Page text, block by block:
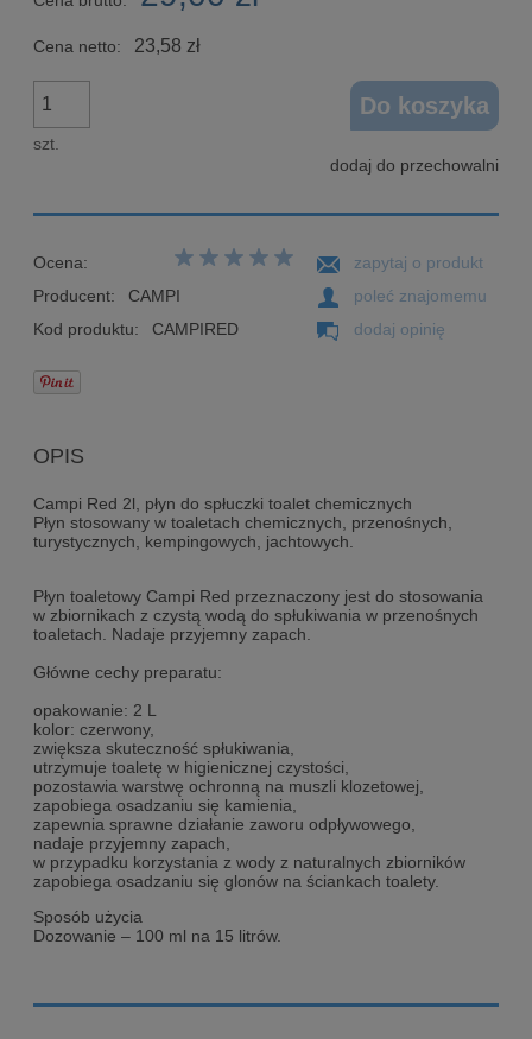
Cena netto: 23,58 zł
szt.
Do koszyka
dodaj do przechowalni
Ocena:
Producent:
CAMPI
Kod produktu:
CAMPIRED
zapytaj o produkt
poleć znajomemu
dodaj opinię
OPIS
Campi Red 2l, płyn do spłuczki toalet chemicznych
Płyn stosowany w toaletach chemicznych, przenośnych,
turystycznych, kempingowych, jachtowych.
Płyn toaletowy Campi Red przeznaczony jest do stosowania
w zbiornikach z czystą wodą do spłukiwania w przenośnych
toaletach. Nadaje przyjemny zapach.
Główne cechy preparatu:
opakowanie: 2 L
kolor: czerwony,
zwiększa skuteczność spłukiwania,
utrzymuje toaletę w higienicznej czystości,
pozostawia warstwę ochronną na muszli klozetowej,
zapobiega osadzaniu się kamienia,
zapewnia sprawne działanie zaworu odpływowego,
nadaje przyjemny zapach,
w przypadku korzystania z wody z naturalnych zbiorników
zapobiega osadzaniu się glonów na ściankach toalety.
Sposób użycia
Dozowanie – 100 ml na 15 litrów.